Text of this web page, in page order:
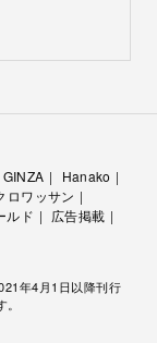
GINZA
Hanako
ロワッサン
ルド
広告掲載
年4月1日以降刊行